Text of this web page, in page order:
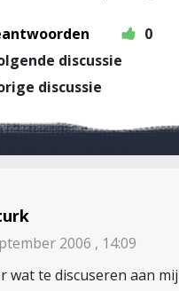
0
discussie
discussie
2006 , 14:09
wat te discuseren aan